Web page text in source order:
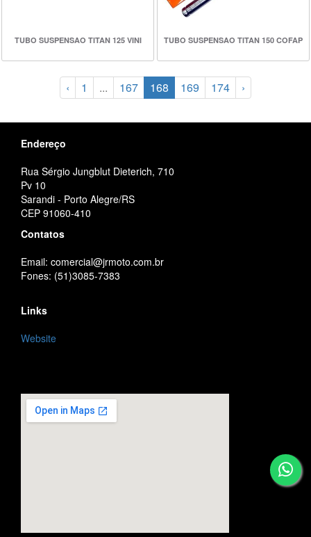
TUBO SUSPENSAO TITAN 125 VINI TUBO SUSPENSAO TITAN 150 COFAP
‹ 1 ... 167 168 169 174 ›
Endereço
Rua Sérgio Jungblut Dieterich, 710
Pv 10
Sarandi - Porto Alegre/RS
CEP 91060-410
Contatos
Email: comercial@jrmoto.com.br
Fones: (51)3085-7383
Links
Website